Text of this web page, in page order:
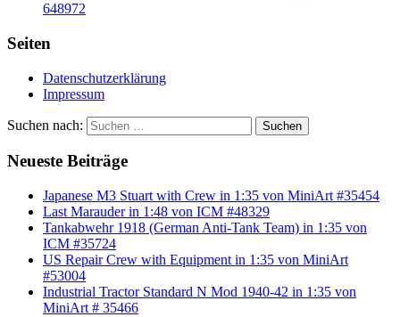
648972
Seiten
Datenschutzerklärung
Impressum
Suchen nach: Suchen
Neueste Beiträge
Japanese M3 Stuart with Crew in 1:35 von MiniArt #35454
Last Marauder in 1:48 von ICM #48329
Tankabwehr 1918 (German Anti-Tank Team) in 1:35 von
ICM #35724
US Repair Crew with Equipment in 1:35 von MiniArt
#53004
Industrial Tractor Standard N Mod 1940-42 in 1:35 von
MiniArt # 35466